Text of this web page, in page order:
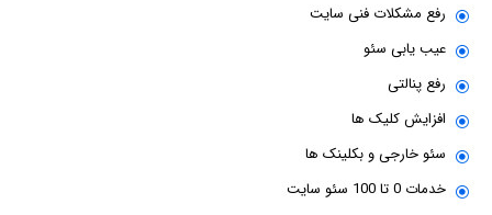
رفع مشکلات فنی سایت
عیب یابی سئو
رفع پنالتی
افزایش کلیک ها
سئو خارجی و بکلینک ها
خدمات 0 تا 100 سئو سایت